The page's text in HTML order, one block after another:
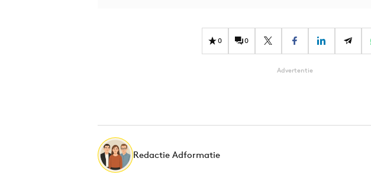
0 0
Advertentie
Redactie Adformatie